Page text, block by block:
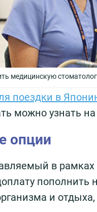
медицинскую
поездки в
можно узнать
опции
в
пополнить
и